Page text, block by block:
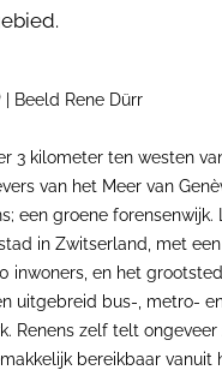
| Beeld Rene Dürr
3 kilometer ten westen
van het Meer van
een groene forensenwijk.
in Zwitserland, met
inwoners, en het
uitgebreid bus-, metro-
Renens zelf telt ongeveer
bereikbaar vanuit